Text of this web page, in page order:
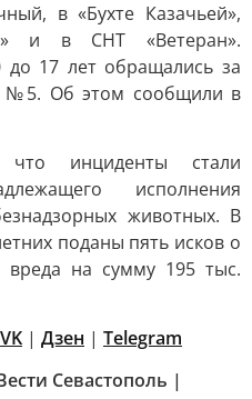
в «Бухте Казачьей»,
и в СНТ «Ветеран».
17 лет обращались за
№5. Об этом сообщили в
что инциденты стали
исполнения
животных. В
поданы пять исков о
вреда на сумму 195 тыс.
VK | Дзен | Telegram
Севастополь |